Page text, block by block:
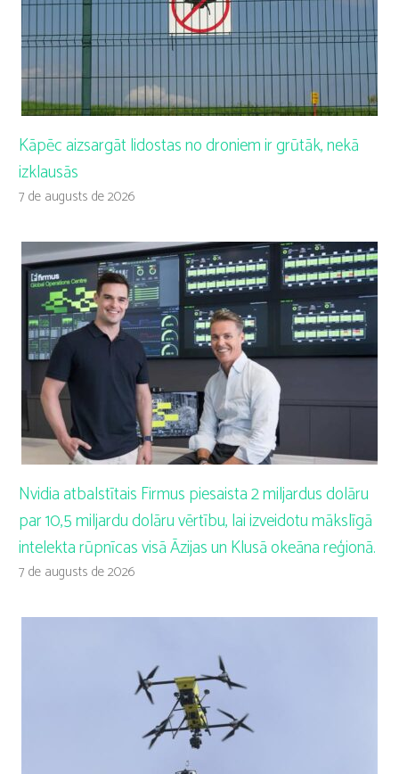
Kāpēc aizsargāt lidostas no droniem ir grūtāk, nekā
izklausās
7 de augusts de 2026
Nvidia atbalstītais Firmus piesaista 2 miljardus dolāru
par 10,5 miljardu dolāru vērtību, lai izveidotu mākslīgā
intelekta rūpnīcas visā Āzijas un Klusā okeāna reģionā.
7 de augusts de 2026